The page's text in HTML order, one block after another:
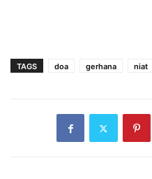
TAGS doa gerhana niat